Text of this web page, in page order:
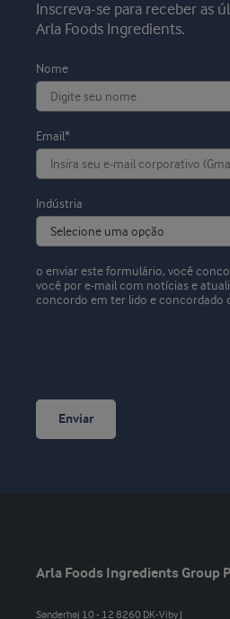
Inscreva-se para receber as
Arla Foods Ingredients.
Nome
Email*
Indústria
o enviar este formulário, você
você por e-mail com notícias e
concordo em ter lido e concordado
Enviar
Arla Foods Ingredients Group
Sønderhøj 10 - 12 8260 DK-Viby J